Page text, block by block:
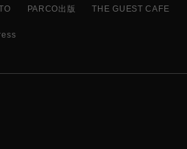
PARCO出版 THE GUEST CAFE